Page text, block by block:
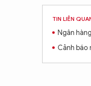
TIN LIÊN
Ngân
Cảnh báo